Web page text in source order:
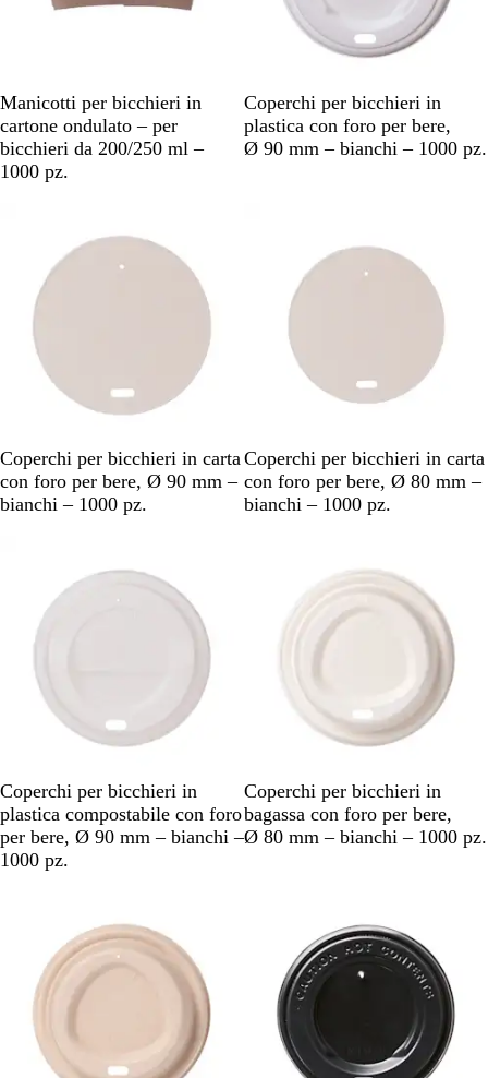
M
a
r
r
Manicotti per bicchieri in
cartone ondulato – per
bicchieri da 200/250 ml –
1000 pz.
B
i
a
Coperchi per bicchieri in
plastica con foro per bere,
Ø 90 mm – bianchi – 1000 pz.
B
i
a
Coperchi per bicchieri in carta
con foro per bere, Ø 90 mm –
bianchi – 1000 pz.
B
i
a
Coperchi per bicchieri in carta
con foro per bere, Ø 80 mm –
bianchi – 1000 pz.
B
i
a
n
Coperchi per bicchieri in
plastica compostabile con foro
per bere, Ø 90 mm – bianchi –
1000 pz.
B
i
a
Coperchi per bicchieri in
bagassa con foro per bere,
Ø 80 mm – bianchi – 1000 pz.